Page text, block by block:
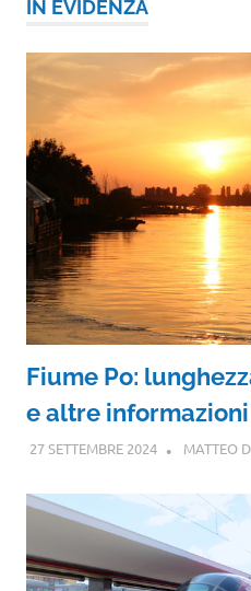
IN EVIDENZA
Fiume Po:
e altre informazioni
27 SETTEMBRE 2024 MATTEO